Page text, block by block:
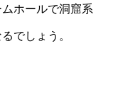
ホールで洞窟系
でしょう。